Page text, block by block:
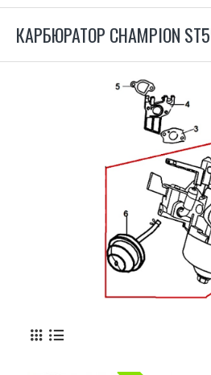
КАРБЮРАТОР CHAMPION